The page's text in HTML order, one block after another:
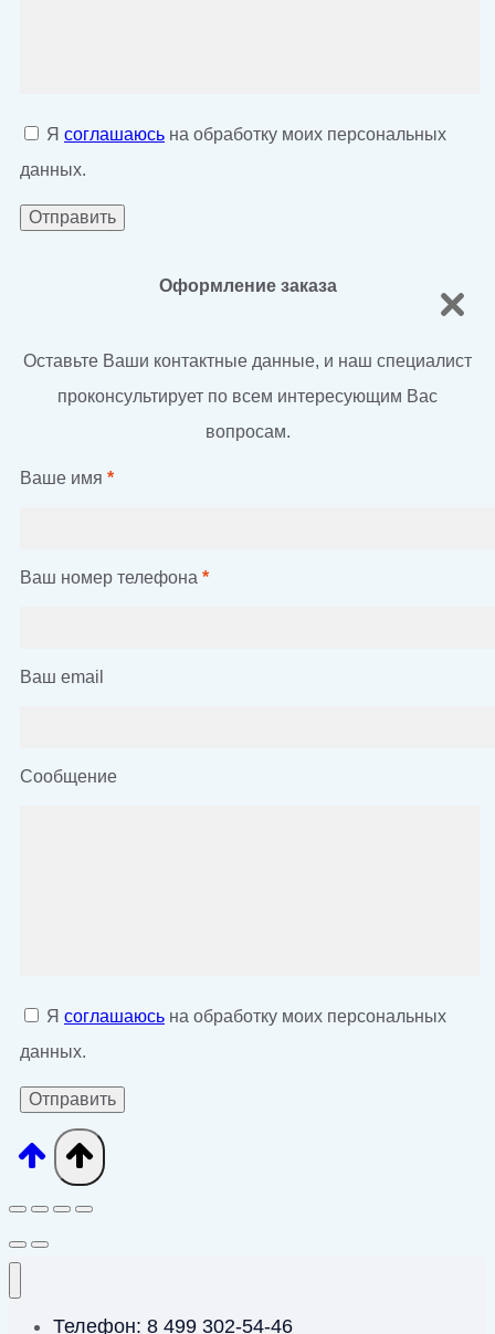
Я соглашаюсь на обработку моих персональных
данных.
Оформление заказа
Оставьте Ваши контактные данные, и наш специалист
проконсультирует по всем интересующим Вас
вопросам.
Ваше имя *
Ваш номер телефона *
Ваш email
Сообщение
Я соглашаюсь на обработку моих персональных
данных.
Телефон: 8 499 302-54-46